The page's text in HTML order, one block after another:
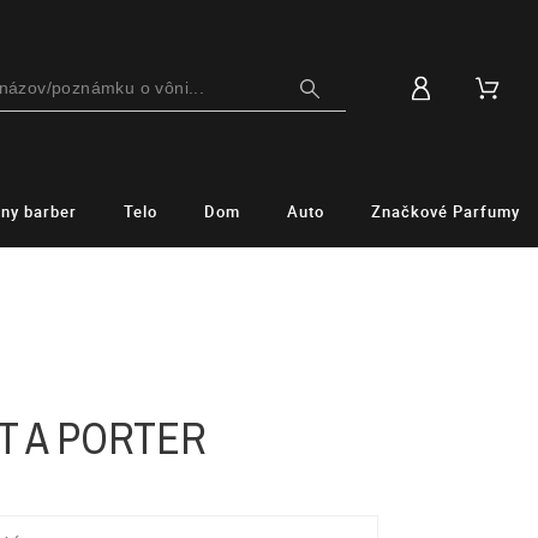
barber Telo Dom Auto Značkové Parfumy
A PORTER